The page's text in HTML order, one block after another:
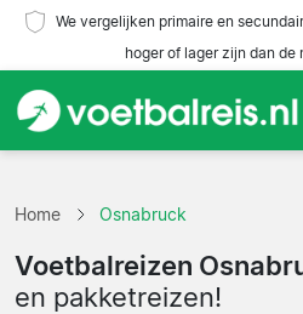
We vergelijken primaire en
hoger of lager zijn dan de
Teams
Competities
Home Osnabruck
Voetbalreizen
en pakketreizen!